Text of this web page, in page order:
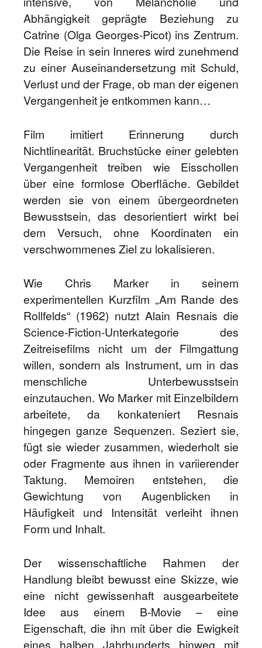
Abhängigkeit geprägte Beziehung zu
Catrine (Olga Georges-Picot) ins Zentrum.
Die Reise in sein Inneres wird zunehmend
zu einer Auseinandersetzung mit Schuld,
Verlust und der Frage, ob man der eigenen
Vergangenheit je entkommen kann…
Film imitiert Erinnerung durch
Nichtlinearität. Bruchstücke einer gelebten
Vergangenheit treiben wie Eisschollen
über eine formlose Oberfläche. Gebildet
werden sie von einem übergeordneten
Bewusstsein, das desorientiert wirkt bei
dem Versuch, ohne Koordinaten ein
verschwommenes Ziel zu lokalisieren.
Wie Chris Marker in seinem
experimentellen Kurzfilm „Am Rande des
Rollfelds“ (1962) nutzt Alain Resnais die
Science-Fiction-Unterkategorie des
Zeitreisefilms nicht um der Filmgattung
willen, sondern als Instrument, um in das
menschliche Unterbewusstsein
einzutauchen. Wo Marker mit Einzelbildern
arbeitete, da konkateniert Resnais
hingegen ganze Sequenzen. Seziert sie,
fügt sie wieder zusammen, wiederholt sie
oder Fragmente aus ihnen in variierender
Taktung. Memoiren entstehen, die
Gewichtung von Augenblicken in
Häufigkeit und Intensität verleiht ihnen
Form und Inhalt.
Der wissenschaftliche Rahmen der
Handlung bleibt bewusst eine Skizze, wie
eine nicht gewissenhaft ausgearbeitete
Idee aus einem B-Movie – eine
Eigenschaft, die ihn mit über die Ewigkeit
eines halben Jahrhunderts hinweg mit